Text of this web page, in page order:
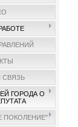
СВЯЗЬ
ГОРОДА О
ПОКОЛЕНИЕ"